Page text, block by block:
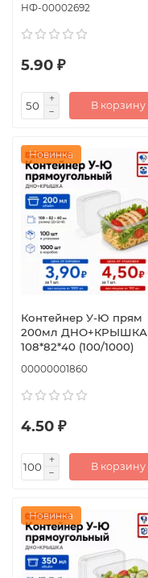
НФ-00002692
5.90 ₽
В корзину
Новинка
Контейнер У-Ю прям
200мл ДНО+КРЫШКА
108*82*40 (100/1000)
00000001860
4.50 ₽
В корзину
Новинка